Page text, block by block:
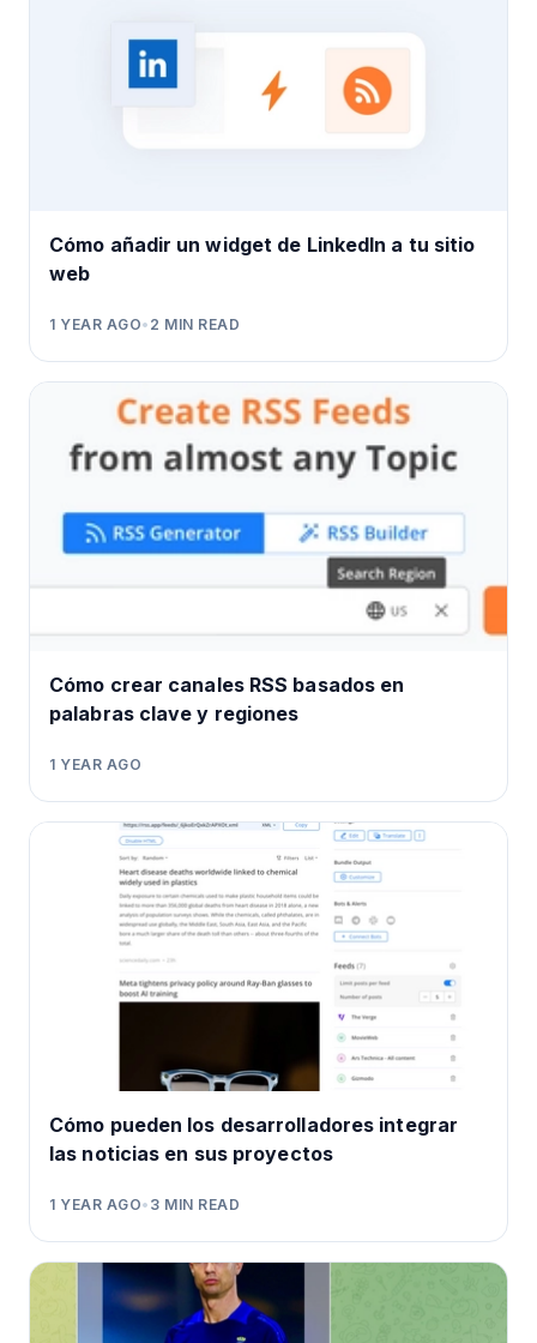
Cómo añadir un widget de LinkedIn a tu sitio
web
1 YEAR AGO• 2 MIN READ
Cómo crear canales RSS basados en
palabras clave y regiones
1 YEAR AGO
Cómo pueden los desarrolladores integrar
las noticias en sus proyectos
1 YEAR AGO• 3 MIN READ